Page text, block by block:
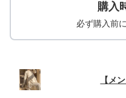
購入
必ず購入前
【メ